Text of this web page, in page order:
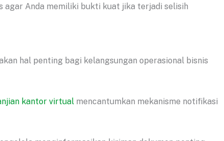
Anda memiliki bukti kuat jika terjadi selisih
hal penting bagi kelangsungan operasional bisnis
kantor virtual mencantumkan mekanisme notifikasi